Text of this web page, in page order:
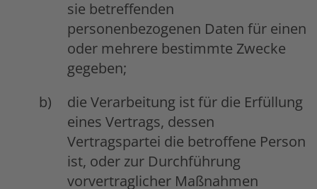
sie betreffenden
personenbezogenen Daten für einen
oder mehrere bestimmte Zwecke
gegeben;
die Verarbeitung ist für die Erfüllung
eines Vertrags, dessen
Vertragspartei die betroffene Person
ist, oder zur Durchführung
vorvertraglicher Maßnahmen